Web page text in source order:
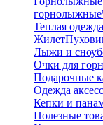
горнолыжные
Теплая одежда
Жилет
Лыжи и
Очки для
Подарочные
Одежда
Кепки и
Полезные